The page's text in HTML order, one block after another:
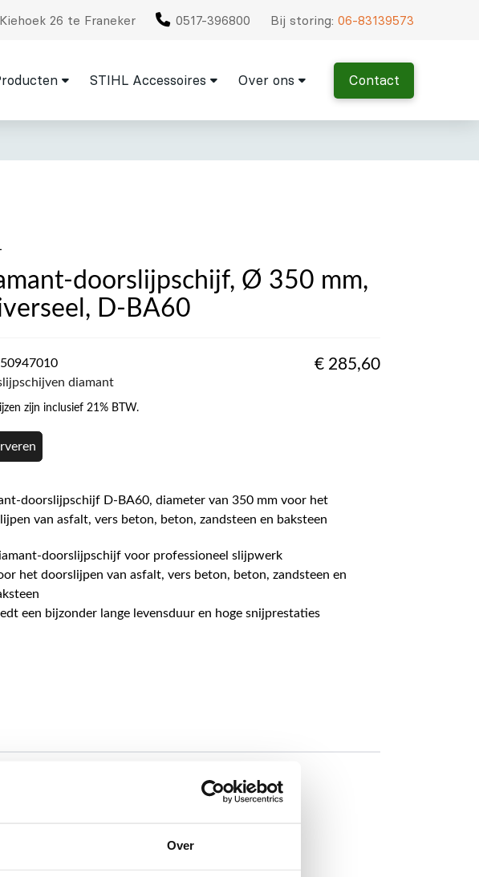
Over
Kiehoek 26 te Franeker 0517-396800 Bij storing:06-83139573
STIHL Accessoires Over ons Contact
doorslijpschijf, Ø 350 mm,
D-BA60
diamant
€ 285,60
zijn inclusief 21% BTW.
doorslijpschijf D-BA60, diameter van 350 mm voor het
van asfalt, vers beton, beton, zandsteen en baksteen
doorslijpschijf voor professioneel slijpwerk
het doorslijpen van asfalt, vers beton, beton, zandsteen en
een bijzonder lange levensduur en hoge snijprestaties
hoge snijprestaties en